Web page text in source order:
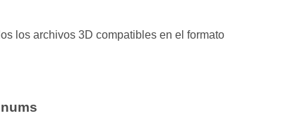
los archivos 3D compatibles en el formato